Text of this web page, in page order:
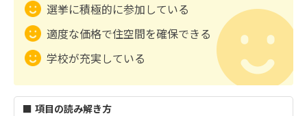
選挙に積極的に参加している
適度な価格で住空間を確保できる
学校が充実している
■ 項目の読み解き方